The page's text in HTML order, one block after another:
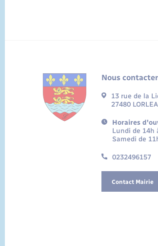
Nous
13 rue de la
27480
Horaires
Lundi de 14h
Samedi de
0232496157
Contact Mairie